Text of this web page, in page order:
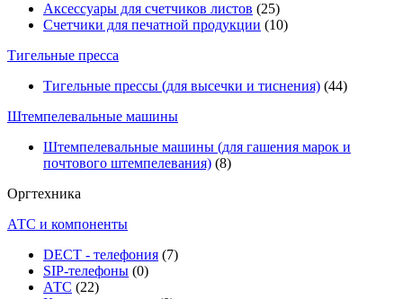
Аксессуары для счетчиков листов (25)
Счетчики для печатной продукции (10)
Тигельные пресса
Тигельные прессы (для высечки и тиснения) (44)
Штемпелевальные машины
Штемпелевальные машины (для гашения марок и
почтового штемпелевания) (8)
Оргтехника
АТС и компоненты
DECT - телефония (7)
SIP-телефоны (0)
АТС (22)